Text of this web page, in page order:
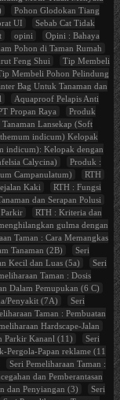
Pohon Glodokan Tiang
UI
Sebab Cat Tidak
opini
Opini : Bahaya
Pohon di Taman Rumah
Feng Shui
Tip Membeli
Membeli Pohon Pelindung
Bag Untuk Tanaman dan
Aquaproof Pelapis Anti
Propan Raya
Produk
Lansekap (Soft
indicum) Kelopak
indicum): Kelopak dengan
Calycina)
Produk :
Campanulatum)
RTH
Kaki
RTH : Fungsi
dan Serapan Polusi
RTH : Kriteria dan
gulma dengan
Taman : Cara Memangkas
Tanaman (2B)
Seri
Kecil dan Luas (5a)
Seri
Taman : Dosis
Dalam Pemupukan (6 C)
Penyakit (7A)
Seri
Taman : Pembuatan
Hardscape-Jalan
Parkir Kananl (11)
Seri
Pergola-Papan reklame (11
Seri Pemeliharaan Taman :
dan Pemberantasan
dan Penyiangan (3)
Seri